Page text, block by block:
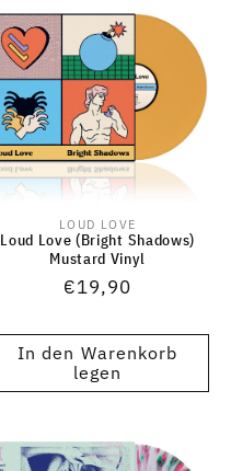
Anbieter:
LOUD LOVE
Loud Love (Bright Shadows)
Mustard Vinyl
Normaler
€19,90
In den Warenkorb
legen